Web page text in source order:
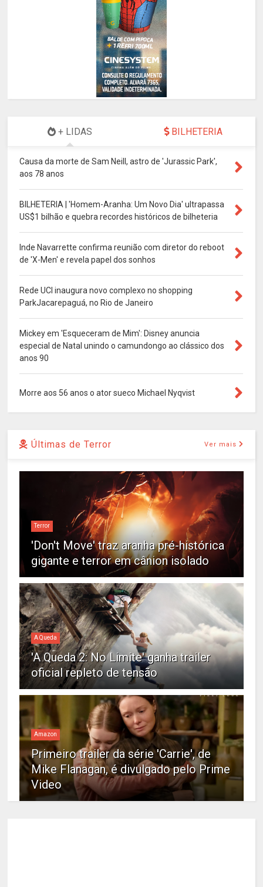
+ LIDAS BILHETERIA
Causa da morte de Sam Neill, astro de 'Jurassic Park',
aos 78 anos
BILHETERIA | 'Homem-Aranha: Um Novo Dia' ultrapassa
US$1 bilhão e quebra recordes históricos de bilheteria
Inde Navarrette confirma reunião com diretor do reboot
de 'X-Men' e revela papel dos sonhos
Rede UCI inaugura novo complexo no shopping
ParkJacarepaguá, no Rio de Janeiro
Mickey em 'Esqueceram de Mim': Disney anuncia
especial de Natal unindo o camundongo ao clássico dos
anos 90
Morre aos 56 anos o ator sueco Michael Nyqvist
Últimas de Terror Ver mais
Terror
'Don't Move' traz aranha pré-histórica
gigante e terror em cânion isolado
A Queda
'A Queda 2: No Limite' ganha trailer
oficial repleto de tensão
Amazon
Primeiro trailer da série 'Carrie', de
Mike Flanagan, é divulgado pelo Prime
Video